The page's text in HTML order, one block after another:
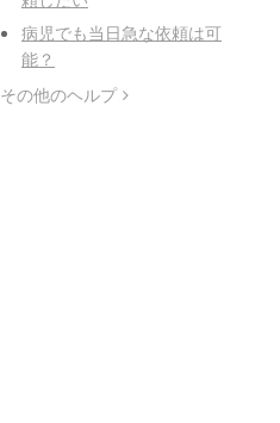
病児でも当日急な依頼は可
能？
その他のヘルプ